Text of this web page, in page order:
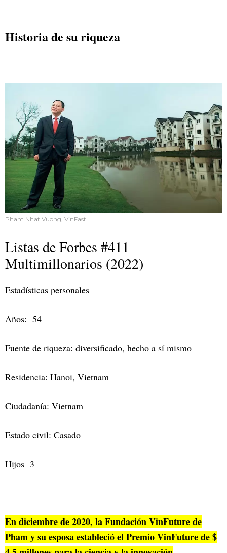
Historia de su riqueza
Pham Nhat Vuong, VinFast
Listas de Forbes #411
Multimillonarios (2022)
Estadísticas personales
Años: 54
Fuente de riqueza: diversificado, hecho a sí mismo
Residencia: Hanoi, Vietnam
Ciudadanía: Vietnam
Estado civil: Casado
Hijos 3
En diciembre de 2020, la Fundación VinFuture de
Pham y su esposa estableció el Premio VinFuture de $